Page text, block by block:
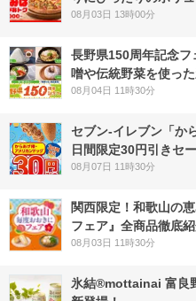
08月03日 13時00分
長野県150周年記念
噌や伝統野菜を使っ
08月04日 11時30分
セブン‐イレブン「か
日間限定30円引きセ
08月07日 11時30分
関西限定！和歌山の
フェア』全商品徹底
08月03日 11時30分
氷結®mottainai 富良